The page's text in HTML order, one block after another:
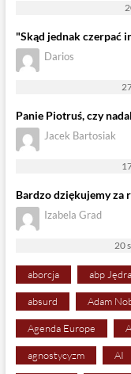
"Skąd jednak czerpać
Darios
Panie Piotruś, czy
Jacek Bartosiak
Bardzo dziękujemy za
Izabela Grad
20
aborcja abp
absurd Adam
Agenda Europe
agnostycyzm AI